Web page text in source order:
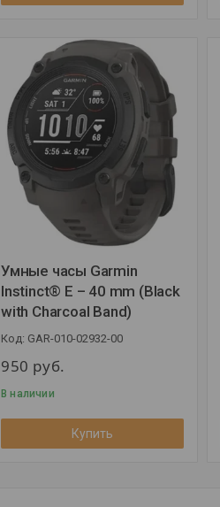
Умные часы Garmin
Instinct® E – 40 mm (Black
with Charcoal Band)
GAR-010-02932-00
950 руб.
В наличии
Купить